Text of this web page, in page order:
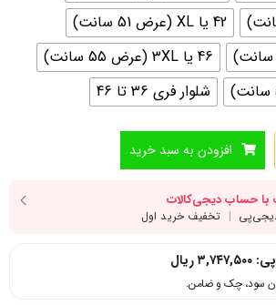
42 یا XL (عرض 51 سانت)
46 یا 3XL (عرض 55 سانت)
شلوار فری 36 تا 46
افزودن به سبد خرید
۳,۷۴۷,۵۰۰ریال